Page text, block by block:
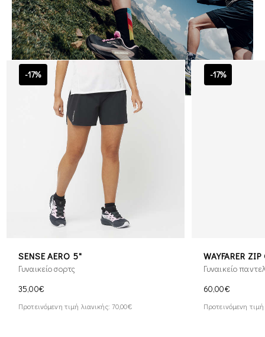
-17%
SENSE AERO 5"
Γυναικείο σορτς
35,00€
Προτεινόμενη τιμή λιανικής: 70,00€
-17%
WAYFARER ZIP
Γυναικείο
60,00€
Προτεινόμενη